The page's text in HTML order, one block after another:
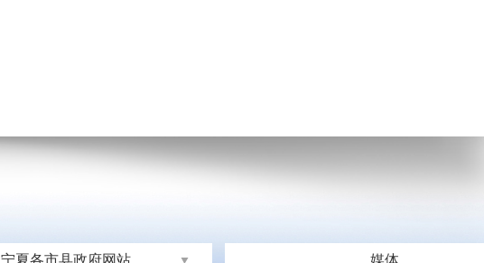
宁夏各市县政府网站 媒体